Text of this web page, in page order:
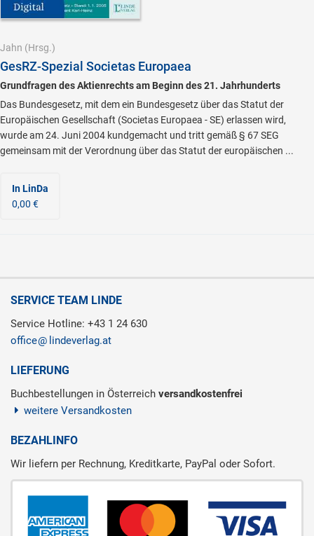
Jahn (Hrsg.)
GesRZ-Spezial Societas Europaea
Grundfragen des Aktienrechts am Beginn des 21. Jahrhunderts
Das Bundesgesetz, mit dem ein Bundesgesetz über das Statut der
Europäischen Gesellschaft (Societas Europaea - SE) erlassen wird,
wurde am 24. Juni 2004 kundgemacht und tritt gemäß § 67 SEG
gemeinsam mit der Verordnung über das Statut der europäischen ...
In LinDa
0,00 €
SERVICE TEAM LINDE
Service Hotline: +43 1 24 630
office
lindeverlag.at
LIEFERUNG
Buchbestellungen in Österreich versandkostenfrei
weitere Versandkosten
BEZAHLINFO
Wir liefern per Rechnung, Kreditkarte, PayPal oder Sofort.